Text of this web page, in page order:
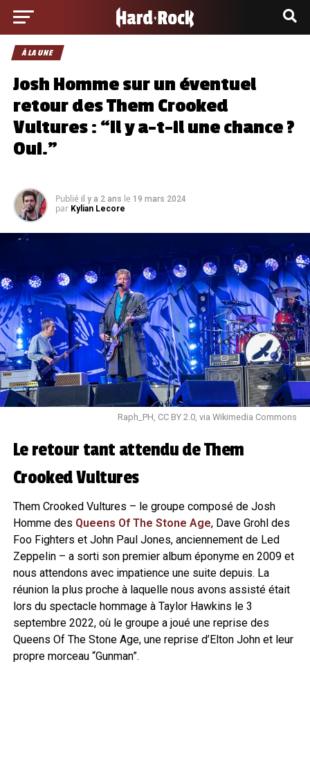
À LA UNE
Josh Homme sur un éventuel
retour des Them Crooked
Vultures : “Il y a-t-il une chance ?
Oui.”
Publié il y a 2 ans le 19 mars 2024
par Kylian Lecore
Raph_PH, CC BY 2.0, via Wikimedia Commons
Le retour tant attendu de Them
Crooked Vultures
Them Crooked Vultures – le groupe composé de Josh
Homme des Queens Of The Stone Age, Dave Grohl des
Foo Fighters et John Paul Jones, anciennement de Led
Zeppelin – a sorti son premier album éponyme en 2009 et
nous attendons avec impatience une suite depuis. La
réunion la plus proche à laquelle nous avons assisté était
lors du spectacle hommage à Taylor Hawkins le 3
septembre 2022, où le groupe a joué une reprise des
Queens Of The Stone Age, une reprise d’Elton John et leur
propre morceau “Gunman”.